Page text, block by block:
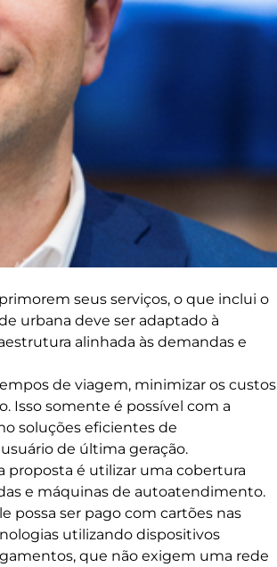
seus serviços, o que inclui o
urbana deve ser adaptado à
alinhada às demandas e
de viagem, minimizar os custos
Isso somente é possível com a
soluções eficientes de
de última geração.
proposta é utilizar uma cobertura
e máquinas de autoatendimento.
possa ser pago com cartões nas
utilizando dispositivos
que não exigem uma rede